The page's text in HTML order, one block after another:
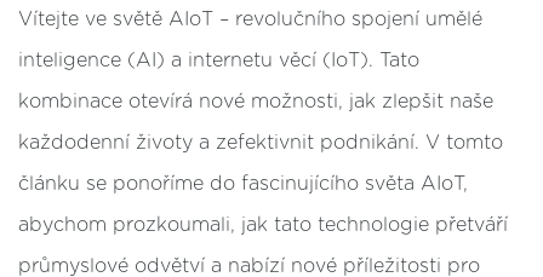
Vítejte ve světě AIoT – revolučního spojení umělé
inteligence (AI) a internetu věcí (IoT). Tato
kombinace otevírá nové možnosti, jak zlepšit naše
každodenní životy a zefektivnit podnikání. V tomto
článku se ponoříme do fascinujícího světa AIoT,
abychom prozkoumali, jak tato technologie přetváří
průmyslové odvětví a nabízí nové příležitosti pro